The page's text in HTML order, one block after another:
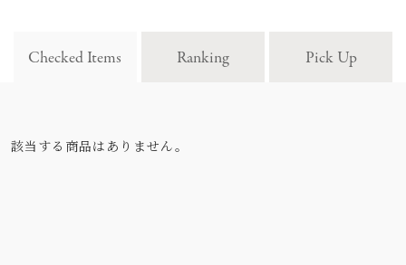
Checked Items Ranking Pick Up
該当する商品はありません。